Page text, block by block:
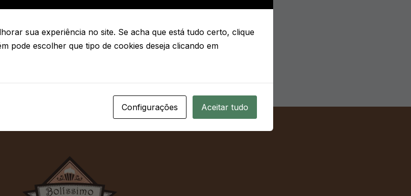
sua experiência no site. Se acha que está tudo certo, clique
pode escolher que tipo de cookies deseja clicando em
Configurações Aceitar tudo